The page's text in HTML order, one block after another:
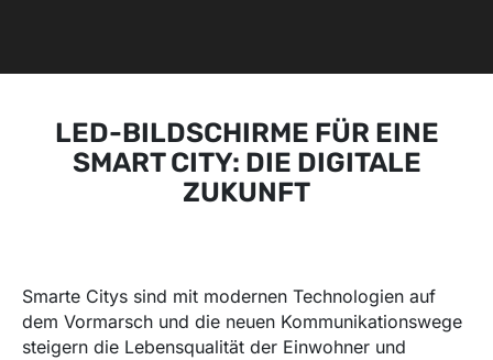
LED-BILDSCHIRME FÜR EINE
SMART CITY: DIE DIGITALE
ZUKUNFT
Smarte Citys sind mit modernen Technologien auf
dem Vormarsch und die neuen Kommunikationswege
steigern die Lebensqualität der Einwohner und